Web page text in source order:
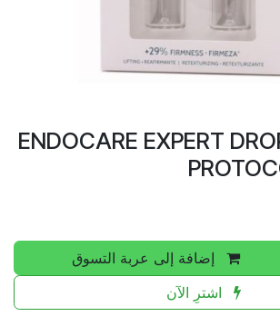
ENDOCARE EXPERT
إضافة إلى عربة التسوق
اشترِ الآن